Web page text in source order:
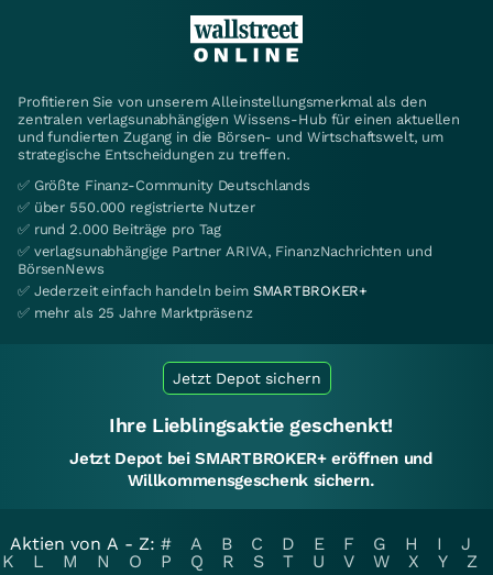
Profitieren Sie von unserem Alleinstellungsmerkmal als den
zentralen verlagsunabhängigen Wissens-Hub für einen aktuellen
und fundierten Zugang in die Börsen- und Wirtschaftswelt, um
strategische Entscheidungen zu treffen.
✅ Größte Finanz-Community Deutschlands
✅ über 550.000 registrierte Nutzer
✅ rund 2.000 Beiträge pro Tag
✅ verlagsunabhängige Partner ARIVA, FinanzNachrichten und
BörsenNews
✅ Jederzeit einfach handeln beim SMARTBROKER+
✅ mehr als 25 Jahre Marktpräsenz
Jetzt Depot sichern
Ihre Lieblingsaktie geschenkt!
Jetzt Depot bei SMARTBROKER+ eröffnen und
Willkommensgeschenk sichern.
Aktien von A - Z: # A B C D E F G H I
J
K
L M N O P Q R S T U V W X Y
Z